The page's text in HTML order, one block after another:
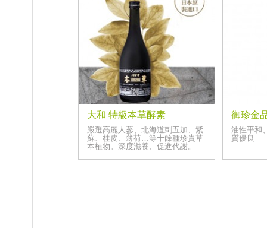
大和 特級本草酵素
嚴選高麗人蔘、北海道刺五加、紫
蘇、桂皮、薄荷…等十餘種珍貴草
本植物。深度滋養、促進代謝。
御珍金
油性平和
質優良